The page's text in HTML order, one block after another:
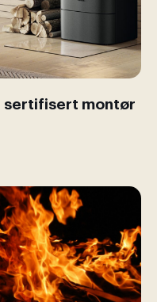
sertifisert montør